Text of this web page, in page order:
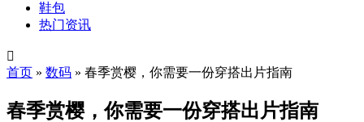
鞋包
热门资讯

首页 » 数码 » 春季赏樱，你需要一份穿搭出片指南
春季赏樱，你需要一份穿搭出片指南